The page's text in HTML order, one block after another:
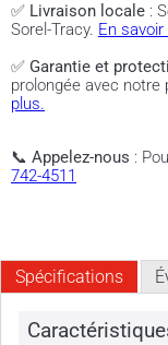
✅ Livraison locale :
Sorel-Tracy. En savoir
✅ Garantie et
prolongée avec notre
plus.
📞 Appelez-nous :
742-4511
Spécifications